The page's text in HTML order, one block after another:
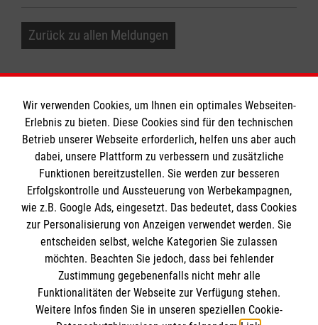
Zurück zu allen Meldungen
Informationen
Impressum
Datenschutz
Barrierefreiheit
Kontakt
Die Malteser
Malteser in Deutschland
Malteserorden
Sharepoint
Spendenkonto
Wir verwenden Cookies, um Ihnen ein optimales Webseiten-
Erlebnis zu bieten. Diese Cookies sind für den technischen
Betrieb unserer Webseite erforderlich, helfen uns aber auch
dabei, unsere Plattform zu verbessern und zusätzliche
Funktionen bereitzustellen. Sie werden zur besseren
Erfolgskontrolle und Aussteuerung von Werbekampagnen,
wie z.B. Google Ads, eingesetzt. Das bedeutet, dass Cookies
zur Personalisierung von Anzeigen verwendet werden. Sie
entscheiden selbst, welche Kategorien Sie zulassen
möchten. Beachten Sie jedoch, dass bei fehlender
Zustimmung gegebenenfalls nicht mehr alle
Funktionalitäten der Webseite zur Verfügung stehen.
Weitere Infos finden Sie in unseren speziellen Cookie-